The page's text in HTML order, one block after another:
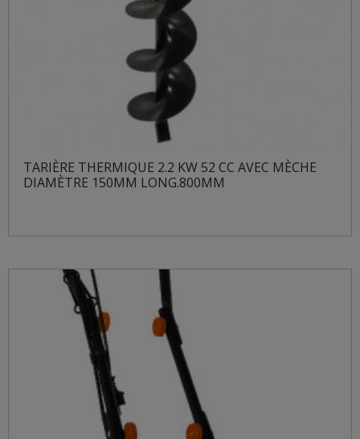
TARIÈRE THERMIQUE 2.2 KW 52 CC AVEC MÈCHE
DIAMÈTRE 150MM LONG.800MM